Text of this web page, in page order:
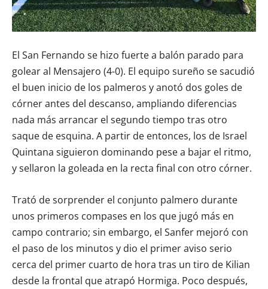
El San Fernando se hizo fuerte a balón parado para
golear al Mensajero (4-0). El equipo sureño se sacudió
el buen inicio de los palmeros y anotó dos goles de
córner antes del descanso, ampliando diferencias
nada más arrancar el segundo tiempo tras otro
saque de esquina. A partir de entonces, los de Israel
Quintana siguieron dominando pese a bajar el ritmo,
y sellaron la goleada en la recta final con otro córner.
Trató de sorprender el conjunto palmero durante
unos primeros compases en los que jugó más en
campo contrario; sin embargo, el Sanfer mejoró con
el paso de los minutos y dio el primer aviso serio
cerca del primer cuarto de hora tras un tiro de Kilian
desde la frontal que atrapó Hormiga. Poco después,